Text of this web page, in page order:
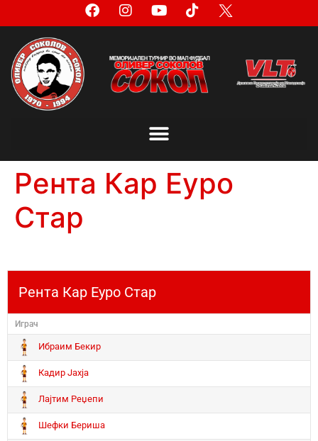
Рента Кар Еуро
Стар
Рента Кар Еуро Стар
Играч
Ибраим Бекир
Кадир Јахја
Лајтим Реџепи
Шефки Бериша